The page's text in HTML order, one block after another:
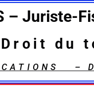
– Juriste-
du
–